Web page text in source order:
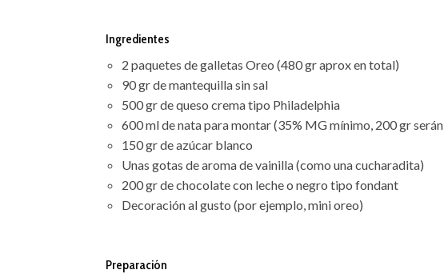
Ingredientes
2 paquetes de galletas Oreo (480 gr aprox en total)
90 gr de mantequilla sin sal
500 gr de queso crema tipo Philadelphia
600 ml de nata para montar (35% MG mínimo, 200 gr
150 gr de azúcar blanco
Unas gotas de aroma de vainilla (como una cucharadita)
200 gr de chocolate con leche o negro tipo fondant
Decoración al gusto (por ejemplo, mini oreo)
Preparación